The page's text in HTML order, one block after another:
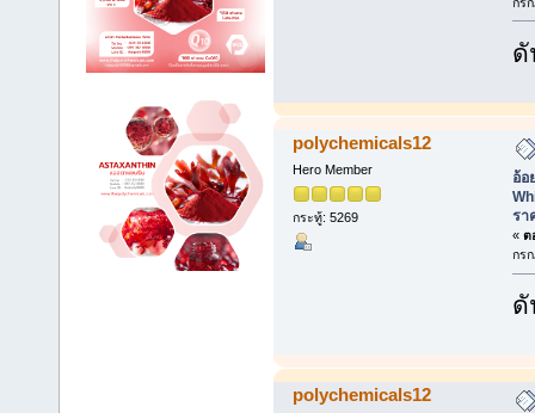
ดั
polychemicals12
Hero Member
กระทู้: 5269
อ้อ
รา
« ต
กร
ดั
polychemicals12